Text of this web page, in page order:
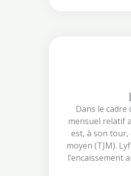
Dans le cadre
mensuel relatif
est, à son
moyen (TJM).
l’encaissement